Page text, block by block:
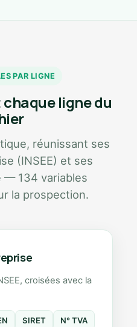
PAR LIGNE
ligne du
réunissant ses
(INSEE) et ses
— 134 variables
la prospection.
croisées avec la
SIRET N° TVA